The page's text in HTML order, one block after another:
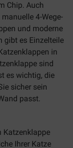
Chip. Auch
4-Wege-
und moderne
gibt es Einzelteile
in
sind
es wichtig, die
sicher sein
passt.
Katzenklappe
Ihrer Katze